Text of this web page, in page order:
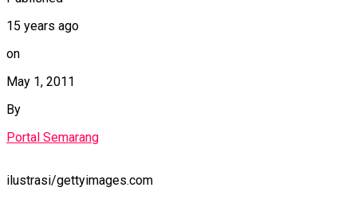
15 years ago
on
May 1, 2011
By
Portal Semarang
ilustrasi/gettyimages.com